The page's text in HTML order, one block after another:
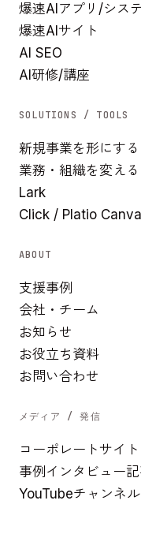
爆速AIアプリ/シス
爆速AIサイト
AI SEO
AI研修/講座
SOLUTIONS / TOOLS
新規事業を形にする
業務・組織を変える
Lark
Click / Platio
ABOUT
支援事例
会社・チーム
お知らせ
お役立ち資料
お問い合わせ
メディア / 発信
コーポレートサイ
事例インタビュー
YouTubeチャンネ